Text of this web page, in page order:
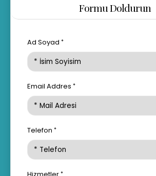
Formu Doldurun
Ad Soyad
Email Addres
Telefon